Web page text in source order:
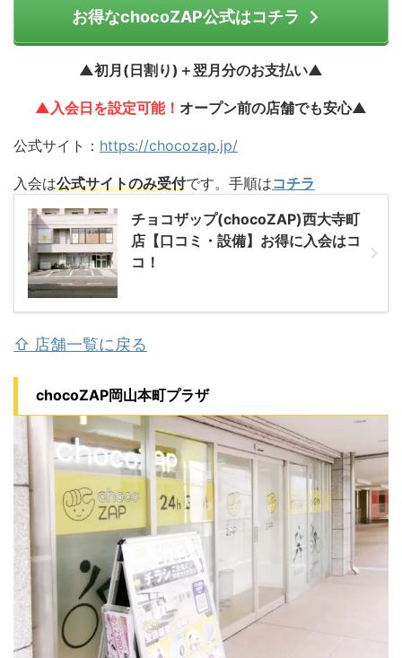
お得なchocoZAP公式はコチラ
▲初月(日割り)＋翌月分のお支払い▲
▲入会日を設定可能！ オープン前の店舗でも安心▲
公式サイト： https://chocozap.jp/
入会は公式サイトのみ受付です。手順はコチラ
チョコザップ(chocoZAP)西大寺町
店【口コミ・設備】お得に入会はコ
コ！
⇧ 店舗一覧に戻る
chocoZAP岡山本町プラザ